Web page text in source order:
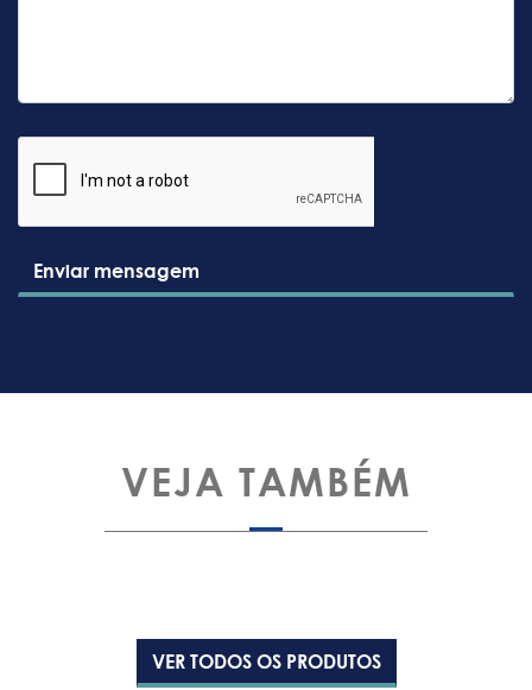
Enviar mensagem
VEJA TAMBÉM
VER TODOS OS PRODUTOS